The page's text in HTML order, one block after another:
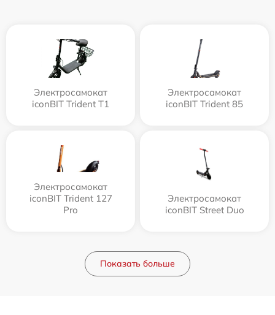
Электросамокат
iconBIT Trident T1
Электросамокат
iconBIT Trident 85
Электросамокат
iconBIT Trident 127
Pro
Электросамокат
iconBIT Street Duo
Показать больше